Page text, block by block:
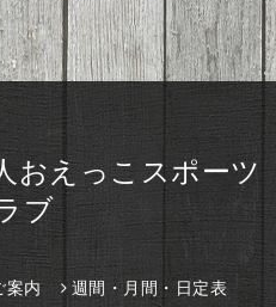
おえっこスポーツ
ブ
案内 週間・月間・日定表